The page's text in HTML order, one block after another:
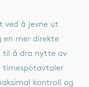
ved å jevne ut
en mer direkte
til å dra nytte av
timespotavtaler
kontroll og